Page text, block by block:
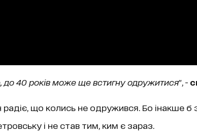
до 40 років може ще встигну одружитися", -
радіє, що колись не одружився. Бо інакше б
і не став тим, ким є зараз.